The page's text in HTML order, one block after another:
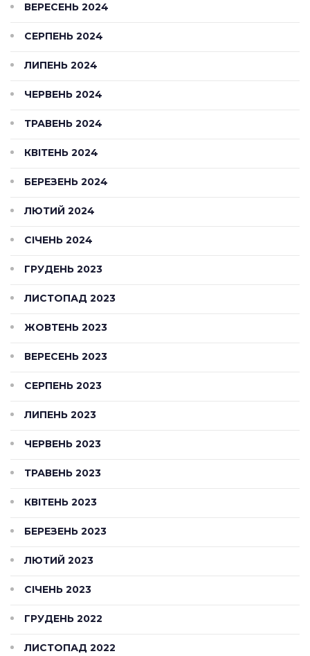
ВЕРЕСЕНЬ 2024
СЕРПЕНЬ 2024
ЛИПЕНЬ 2024
ЧЕРВЕНЬ 2024
ТРАВЕНЬ 2024
КВІТЕНЬ 2024
БЕРЕЗЕНЬ 2024
ЛЮТИЙ 2024
СІЧЕНЬ 2024
ГРУДЕНЬ 2023
ЛИСТОПАД 2023
ЖОВТЕНЬ 2023
ВЕРЕСЕНЬ 2023
СЕРПЕНЬ 2023
ЛИПЕНЬ 2023
ЧЕРВЕНЬ 2023
ТРАВЕНЬ 2023
КВІТЕНЬ 2023
БЕРЕЗЕНЬ 2023
ЛЮТИЙ 2023
СІЧЕНЬ 2023
ГРУДЕНЬ 2022
ЛИСТОПАД 2022